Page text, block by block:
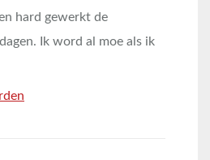
hard gewerkt de
Ik word al moe als ik